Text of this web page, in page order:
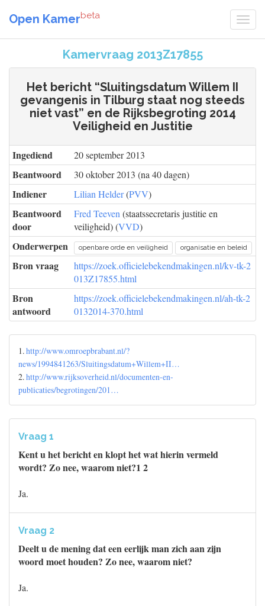
Open Kamerbeta
Kamervraag 2013Z17855
Het bericht “Sluitingsdatum Willem II
gevangenis in Tilburg staat nog steeds
niet vast” en de Rijksbegroting 2014
Veiligheid en Justitie
Ingediend 20 september 2013
Beantwoord 30 oktober 2013 (na 40 dagen)
Indiener Lilian Helder(PVV)
Beantwoord
door
Fred Teeven (staatssecretaris justitie en
veiligheid) (VVD)
Onderwerpen openbare orde en veiligheid organisatie en beleid
Bron vraag
https://zoek.officielebekendmakingen.nl/kv-tk-2
013Z17855.html
Bron
antwoord
https://zoek.officielebekendmakingen.nl/ah-tk-2
0132014-370.html
1.http://www.omroepbrabant.nl/?
news/1994841263/Sluitingsdatum+Willem+II…
2.http://www.rijksoverheid.nl/documenten-en-
publicaties/begrotingen/201…
Vraag 1
Kent u het bericht en klopt het wat hierin vermeld
wordt? Zo nee, waarom niet?1 2
Ja.
Vraag 2
Deelt u de mening dat een eerlijk man zich aan zijn
woord moet houden? Zo nee, waarom niet?
Ja.